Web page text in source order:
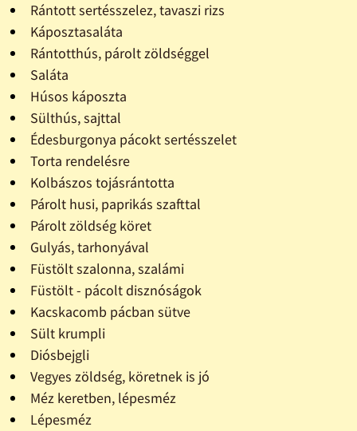
Rántott sertésszelez, tavaszi rizs
Káposztasaláta
Rántotthús, párolt zöldséggel
Saláta
Húsos káposzta
Sülthús, sajttal
Édesburgonya pácokt sertésszelet
Torta rendelésre
Kolbászos tojásrántotta
Párolt husi, paprikás szafttal
Párolt zöldség köret
Gulyás, tarhonyával
Füstölt szalonna, szalámi
Füstölt - pácolt disznóságok
Kacskacomb pácban sütve
Sült krumpli
Diósbejgli
Vegyes zöldség, köretnek is jó
Méz keretben, lépesméz
Lépesméz